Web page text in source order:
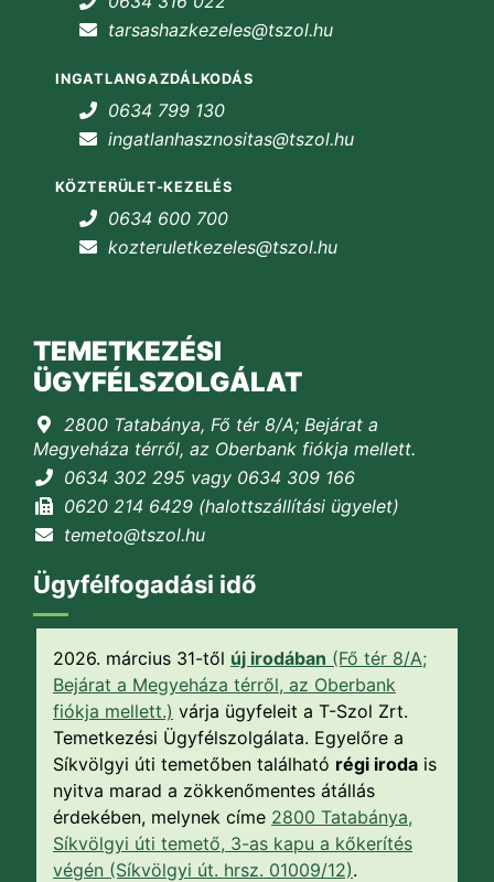
tarsashazkezeles@tszol.hu
INGATLANGAZDÁLKODÁS
0634 799 130
ingatlanhasznositas@tszol.hu
KÖZTERÜLET-KEZELÉS
0634 600 700
kozteruletkezeles@tszol.hu
TEMETKEZÉSI
ÜGYFÉLSZOLGÁLAT
2800 Tatabánya, Fő tér 8/A; Bejárat a
Megyeháza térről, az Oberbank fiókja mellett.
0634 302 295 vagy 0634 309 166
0620 214 6429 (halottszállítási ügyelet)
temeto@tszol.hu
Ügyfélfogadási idő
2026. március 31-től új irodában (Fő tér 8/A;
Bejárat a Megyeháza térről, az Oberbank
fiókja mellett.) várja ügyfeleit a T-Szol Zrt.
Temetkezési Ügyfélszolgálata. Egyelőre a
Síkvölgyi úti temetőben található régi iroda is
nyitva marad a zökkenőmentes átállás
érdekében, melynek címe 2800 Tatabánya,
Síkvölgyi úti temető, 3-as kapu a kőkerítés
végén (Síkvölgyi út. hrsz. 01009/12).